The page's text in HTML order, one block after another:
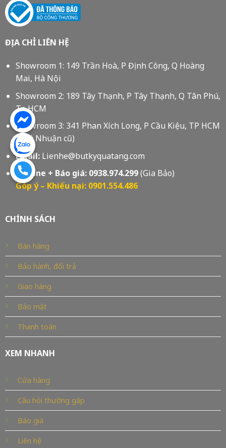
ĐỊA CHỈ LIÊN HỆ
Showroom 1: 149 Trần Hoà, P Định Công, Q Hoàng
Mai, Hà Nội
Showroom 2: 189 Tây Thạnh, P Tây Thạnh, Q Tân Phú,
Tp HCM
Showroom 3: 341 Phan Xích Long, P Cầu Kiệu, TP HCM
(Phú Nhuận cũ)
Email:Lienhe@butkyquatang.com
Hotline + Báo giá: 0938.974.299(Gia Bảo)
Góp ý – Khiếu nại: 0901.554.486
CHÍNH SÁCH
Bán hàng
Bảo hành, đổi trả
Giao hàng
Bảo mật
Thanh toán
XEM NHANH
Cửa hàng
Câu hỏi thường gặp
Báo giá
Liên hệ